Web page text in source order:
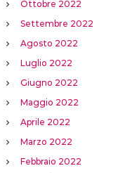
Ottobre 2022
Settembre 2022
Agosto 2022
Luglio 2022
Giugno 2022
Maggio 2022
Aprile 2022
Marzo 2022
Febbraio 2022